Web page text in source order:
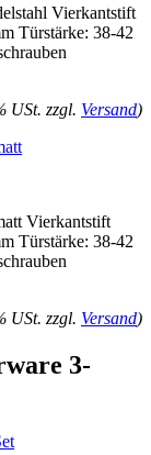
Vierkantstift
Türstärke: 38-42
USt. zzgl. Versand)
Vierkantstift
Türstärke: 38-42
USt. zzgl. Versand)
3-